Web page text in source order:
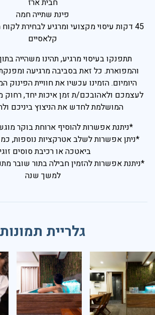
בהרצליה
בכפר
ברעננה
בנתניה
חיפה
פינת שתייה חמה
45 דקות עיסוי מקצועי ומרגיע לבחירת
קלאסיים
תתפנקו בעיסוי מרגיע, תהינו משהייה
והמפוארת. כל זאת בסביבה מרגיעה
היומיום. הזמינו עכשיו את חוויית הפינוק
לעצמכם ולאהובכם/ת זמן איכות יחד, רחוק
המושלמת לחדש את הניצוץ ביניכם
*ניתנת אפשרות להוסיף ארוחת בוקר
*ניתן אפשרות לשלב אטרקציות נוספות,
ביאטכה או רכיבת סוסים
*ניתנת אפשרות להזמין חבילה בתור שובר
למשך שנה
גלריית תמונות